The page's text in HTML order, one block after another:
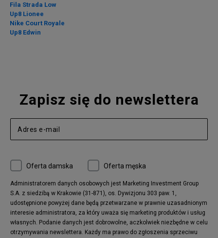
Fila Strada Low
Up8 Lionee
Nike Court Royale
Up8 Edwin
Zapisz się do newslettera
Oferta damska Oferta męska
Administratorem danych osobowych jest Marketing Investment Group
S.A. z siedzibą w Krakowie (31-871), os. Dywizjonu 303 paw. 1,
udostępnione powyżej dane będą przetwarzane w prawnie uzasadnionym
interesie administratora, za który uważa się marketing produktów i usług
własnych. Podanie danych jest dobrowolne, aczkolwiek niezbędne w celu
otrzymywania newslettera. Każdy ma prawo do zgłoszenia sprzeciwu